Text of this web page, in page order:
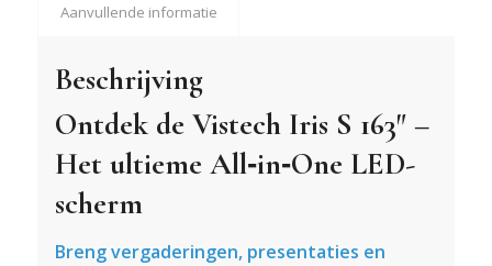
Aanvullende informatie
Beschrijving
Ontdek de Vistech Iris S 163″ –
Het ultieme All‑in‑One LED-
scherm
Breng vergaderingen, presentaties en